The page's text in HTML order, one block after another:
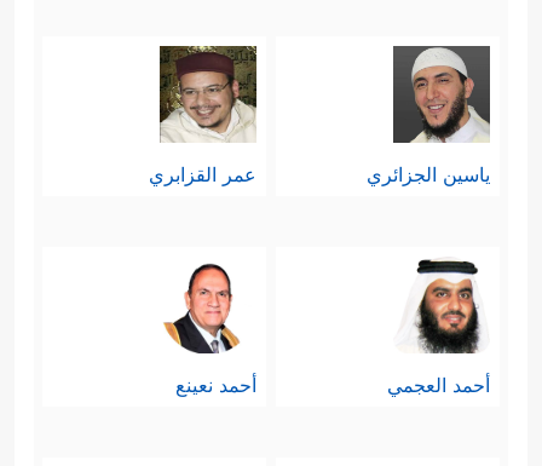
ياسين الجزائري عمر القزابري
أحمد العجمي أحمد نعينع